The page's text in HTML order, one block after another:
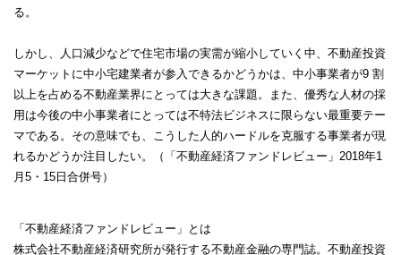
る。
しかし、人口減少などで住宅市場の実需が縮小していく中、不動産投資
マーケットに中小宅建業者が参入できるかどうかは、中小事業者が9 割
以上を占める不動産業界にとっては大きな課題。また、優秀な人材の採
用は今後の中小事業者にとっては不特法ビジネスに限らない最重要テー
マである。その意味でも、こうした人的ハードルを克服する事業者が現
れるかどうか注目したい。（「不動産経済ファンドレビュー」2018年1
月5・15日合併号）
「不動産経済ファンドレビュー」とは
株式会社不動産経済研究所が発行する不動産金融の専門誌。不動産投資